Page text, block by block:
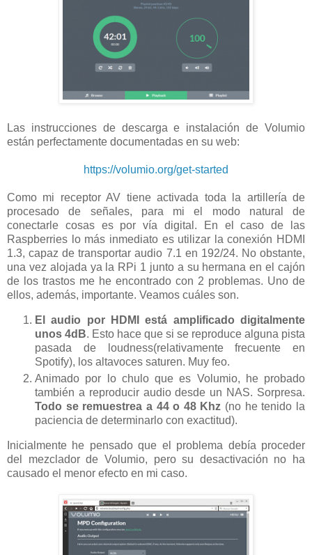
Las instrucciones de descarga e instalación de Volumio
están perfectamente documentadas en su web:
https://volumio.org/get-started
Como mi receptor AV tiene activada toda la artillería de
procesado de señales, para mi el modo natural de
conectarle cosas es por vía digital. En el caso de las
Raspberries lo más inmediato es utilizar la conexión HDMI
1.3, capaz de transportar audio 7.1 en 192/24. No obstante,
una vez alojada ya la RPi 1 junto a su hermana en el cajón
de los trastos me he encontrado con 2 problemas. Uno de
ellos, además, importante. Veamos cuáles son.
El audio por HDMI está amplificado digitalmente
unos 4dB. Esto hace que si se reproduce alguna pista
pasada de loudness(relativamente frecuente en
Spotify), los altavoces saturen. Muy feo.
Animado por lo chulo que es Volumio, he probado
también a reproducir audio desde un NAS. Sorpresa.
Todo se remuestrea a 44 o 48 Khz (no he tenido la
paciencia de determinarlo con exactitud).
Inicialmente he pensado que el problema debía proceder
del mezclador de Volumio, pero su desactivación no ha
causado el menor efecto en mi caso.